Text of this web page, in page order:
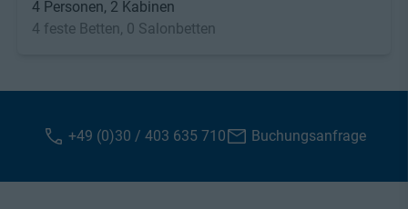
4 Personen, 2 Kabinen
4 feste Betten, 0 Salonbetten
+49 (0)30 / 403 635 710 Buchungsanfrage